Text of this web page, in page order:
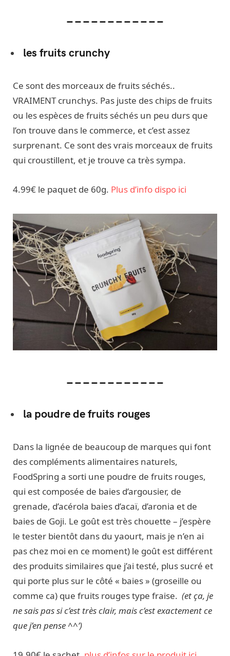
____________
les fruits crunchy
Ce sont des morceaux de fruits séchés..
VRAIMENT crunchys. Pas juste des chips de fruits
ou les espèces de fruits séchés un peu durs que
l’on trouve dans le commerce, et c’est assez
surprenant. Ce sont des vrais morceaux de fruits
qui croustillent, et je trouve ca très sympa.
4.99€ le paquet de 60g. Plus d’info dispo ici
la poudre de fruits rouges
Dans la lignée de beaucoup de marques qui font
des compléments alimentaires naturels,
FoodSpring a sorti une poudre de fruits rouges,
qui est composée de baies d’argousier, de
grenade, d’acérola baies d’acaï, d’aronia et de
baies de Goji. Le goût est très chouette – j’espère
le tester bientôt dans du yaourt, mais je n’en ai
pas chez moi en ce moment) le goût est différent
des produits similaires que j’ai testé, plus sucré et
qui porte plus sur le côté « baies » (groseille ou
comme ca) que fruits rouges type fraise. (et ça, je
ne sais pas si c’est très clair, mais c’est exactement ce
que j’en pense ^^’)